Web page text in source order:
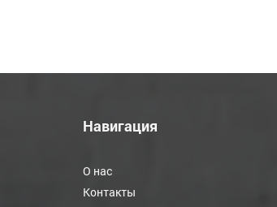
Навигация
О нас
Контакты